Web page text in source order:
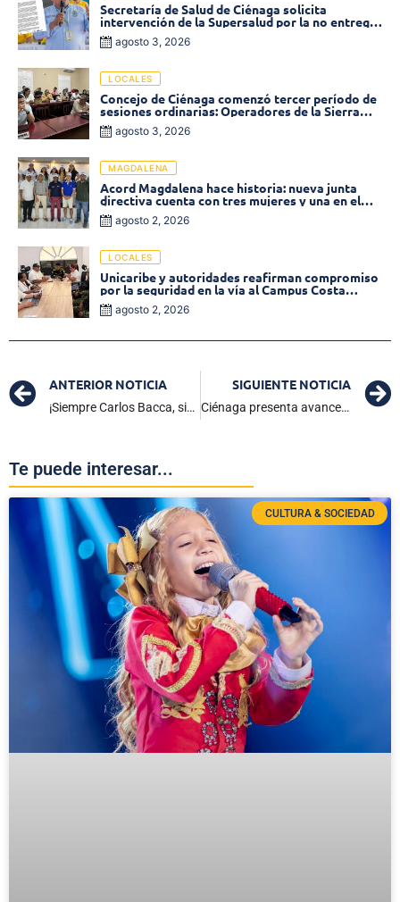
Secretaría de Salud de Ciénaga solicita
intervención de la Supersalud por la no entrega
de medicamentos en las EPS
agosto 3, 2026
LOCALES
Concejo de Ciénaga comenzó tercer período de
sesiones ordinarias: Operadores de la Sierra
tema central de la plenaria
agosto 3, 2026
MAGDALENA
Acord Magdalena hace historia: nueva junta
directiva cuenta con tres mujeres y una en el
Órgano de Control
agosto 2, 2026
LOCALES
Unicaribe y autoridades reafirman compromiso
por la seguridad en la vía al Campus Costa
Verdeagosto 2, 2026
ANTERIOR NOTICIA
¡Siempre Carlos Bacca, siempre! Con solitario gol del porteño, Junior sufre pero venció al América 1×0
SIGUIENTE NOTICIA
Ciénaga presenta avances en proyectos para la infancia en la cuarta sesión del COMPOS
Te puede interesar...
CULTURA & SOCIEDAD